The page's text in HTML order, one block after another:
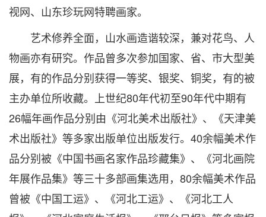
视网、山东珍玩网特聘画家。
艺术修养全面，山水画造谐较深，兼对花鸟、人
物画亦有研究。作品曾多次参加国家、省、市大型美
展，有的作品分别获得一等奖、银奖、铜奖，有的被
主办单位所收藏。上世纪80年代初至90年代中期有
26幅年画作品分别由《河北美术出版社》、《天津美
术出版社》等多家出版单位出版发行。40余幅美术作
品分别被《中国书画名家作品珍藏集》、《河北画院
年展作品集》等三十多部画集选用，80余幅美术作品
曾被《中国工运》、《河北工运》、《河北工人